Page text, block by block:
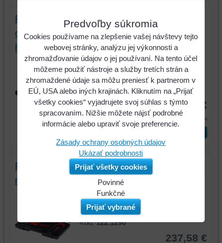
FLAREFIX 2 univerzálna súprava
obrubovačiek na brzdové vedenia s
hydraulickým valcom, 11-dielna
FLAREFIX 2 univerzálna súprava
obrubovačiek na brzdové vedenia s...
Kód:122.1260
409,52 €
503,71 € s DPH
FLAREFIX 1 univerzálna súprava prístrojov
na lemovanie brzdových vedení, 16-dielna
FLAREFIX 1 univerzálna súprava
prístrojov na lemovanie brzdových...
Kód:122.1290
237,58 €
Predvoľby súkromia
Cookies používame na zlepšenie vašej návštevy tejto
webovej stránky, analýzu jej výkonnosti a
zhromažďovanie údajov o jej používaní. Na tento účel
môžeme použiť nástroje a služby tretích strán a
zhromaždené údaje sa môžu preniesť k partnerom v
EÚ, USA alebo iných krajinách. Kliknutím na „Prijať
všetky cookies“ vyjadrujete svoj súhlas s týmto
spracovaním. Nižšie môžete nájsť podrobné
informácie alebo upraviť svoje preferencie.
Zásady ochrany osobných údajov
Ukázať podrobnosti
Prijať všetky cookies
Povinné
ukladá
Funkčné
údaje
Prijať vybrané